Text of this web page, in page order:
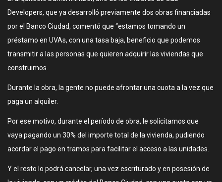
Developers, que ya desarrolló previamente dos obras financiadas
por el Banco Ciudad, comentó que “estamos tomando un
préstamo en UVAs, con una tasa baja, beneficio que podemos
transmitir a las personas que quieren adquirir las viviendas que
construimos.
Durante la obra, la gente no puede afrontar una cuota a la vez que
paga un alquiler.
Por ese motivo, durante el período de obra, le solicitamos que
vaya pagando un 30% del importe total de la vivienda, pudiendo
acordar el pago en tramos para facilitar el acceso a las unidades.
Y el resto lo podrá cancelar, una vez escriturado y en posesión de